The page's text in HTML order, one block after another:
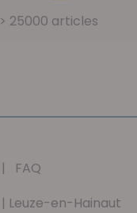
> 25000 articles
|
FAQ
| Leuze-en-Hainaut